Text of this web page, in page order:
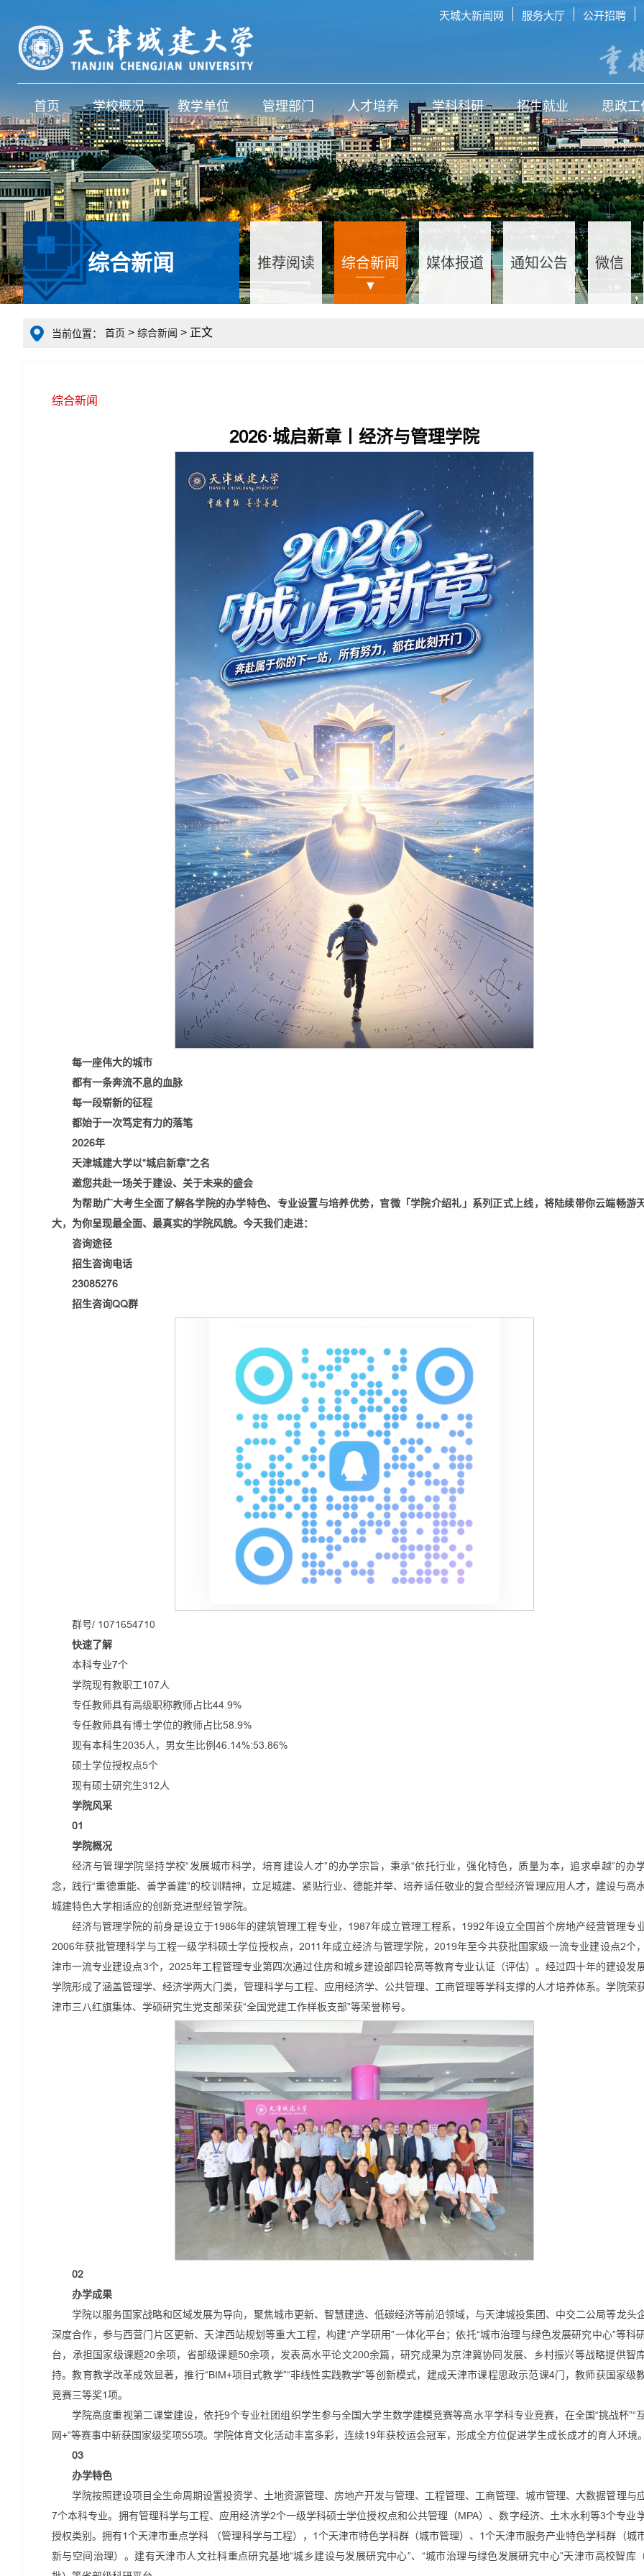
天城大新闻网 服务大厅 公开招聘
首页 学校概况 教学单位 管理部门 人才培养 学科科研 招生就业 思政工
综合新闻 推荐阅读 综合新闻 媒体报道 通知公告 微信
当前位置： 首页 > 综合新闻 > 正文
综合新闻
2026·城启新章丨经济与管理学院
每一座伟大的城市
都有一条奔流不息的血脉
每一段崭新的征程
都始于一次笃定有力的落笔
2026年
天津城建大学以“城启新章”之名
邀您共赴一场关于建设、关于未来的盛会
为帮助广大考生全面了解各学院的办学特色、专业设置与培养优势，官微「学院介绍礼」系列正式上线，将陆续带你云端畅游
大，为你呈现最全面、最真实的学院风貌。今天我们走进：
咨询途径
招生咨询电话
23085276
招生咨询QQ群
群号/ 1071654710
快速了解
本科专业7个
学院现有教职工107人
专任教师具有高级职称教师占比44.9%
专任教师具有博士学位的教师占比58.9%
现有本科生2035人，男女生比例46.14%:53.86%
硕士学位授权点5个
现有硕士研究生312人
学院风采
01
学院概况
经济与管理学院坚持学校“发展城市科学，培育建设人才”的办学宗旨，秉承“依托行业，强化特色，质量为本，追求卓越”的办
念，践行“重德重能、善学善建”的校训精神，立足城建、紧贴行业、德能并举、培养适任敬业的复合型经济管理应用人才，建设与高
城建特色大学相适应的创新竞进型经管学院。
经济与管理学院的前身是设立于1986年的建筑管理工程专业，1987年成立管理工程系，1992年设立全国首个房地产经营管理专
2006年获批管理科学与工程一级学科硕士学位授权点，2011年成立经济与管理学院，2019年至今共获批国家级一流专业建设点2个
津市一流专业建设点3个，2025年工程管理专业第四次通过住房和城乡建设部四轮高等教育专业认证（评估）。经过四十年的建设发
学院形成了涵盖管理学、经济学两大门类，管理科学与工程、应用经济学、公共管理、工商管理等学科支撑的人才培养体系。学院荣
津市三八红旗集体、学硕研究生党支部荣获“全国党建工作样板支部”等荣誉称号。
02
办学成果
学院以服务国家战略和区域发展为导向，聚焦城市更新、智慧建造、低碳经济等前沿领域，与天津城投集团、中交二公局等龙头
深度合作，参与西营门片区更新、天津西站规划等重大工程，构建“产学研用”一体化平台；依托“城市治理与绿色发展研究中心”等科
台，承担国家级课题20余项，省部级课题50余项，发表高水平论文200余篇，研究成果为京津冀协同发展、乡村振兴等战略提供智
持。教育教学改革成效显著，推行“BIM+项目式教学”“非线性实践教学”等创新模式，建成天津市课程思政示范课4门，教师获国家级
竞赛三等奖1项。
学院高度重视第二课堂建设，依托9个专业社团组织学生参与全国大学生数学建模竞赛等高水平学科专业竞赛，在全国“挑战杯”“
网+”等赛事中斩获国家级奖项55项。学院体育文化活动丰富多彩，连续19年获校运会冠军，形成全方位促进学生成长成才的育人环境
03
办学特色
学院按照建设项目全生命周期设置投资学、土地资源管理、房地产开发与管理、工程管理、工商管理、城市管理、大数据管理与
7个本科专业。拥有管理科学与工程、应用经济学2个一级学科硕士学位授权点和公共管理（MPA）、数字经济、土木水利等3个专业
授权类别。拥有1个天津市重点学科 （管理科学与工程），1个天津市特色学科群（城市管理）、1个天津市服务产业特色学科群（城
新与空间治理）。建有天津市人文社科重点研究基地“城乡建设与发展研究中心”、“城市治理与绿色发展研究中心”天津市高校智库